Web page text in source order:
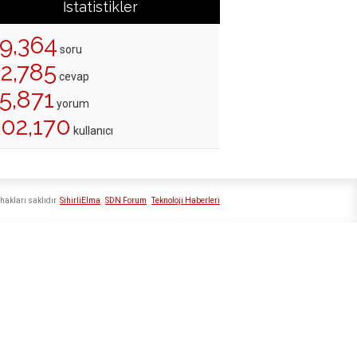
İstatistikler
soru
cevap
yorum
kullanıcı
SihirliElma SDN Forum Teknoloji Haberleri
saklıdır